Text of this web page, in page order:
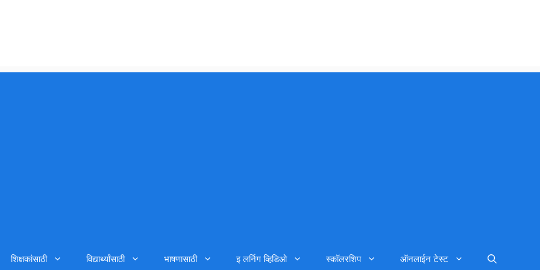
शिक्षकांसाठी विद्यार्थ्यांसाठी भाषणासाठी इ लर्निग व्हिडिओ स्कॉलरशिप ऑनलाईन टेस्ट